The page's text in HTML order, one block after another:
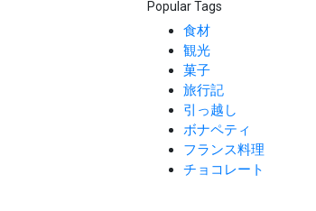
Popular Tags
食材
観光
菓子
旅行記
引っ越し
ボナペティ
フランス料理
チョコレート